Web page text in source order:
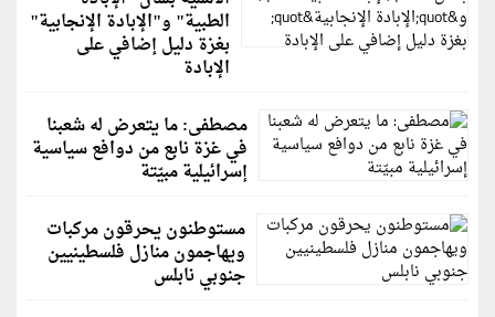
الطبية" و"الإبادة الإنجابية"
بغزة دليل إضافي على
الإبادة
مصطفى: ما يتعرض له شعبنا
في غزة نابع من دوافع سياسية
إسرائيلية مبيّتة
مستوطنون يحرقون مركبات
ويهاجمون منازل فلسطينيين
جنوبي نابلس